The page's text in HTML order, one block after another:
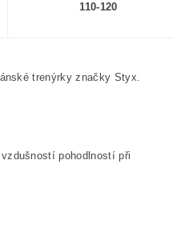
110-120
trenýrky značky Styx.
pohodlností při